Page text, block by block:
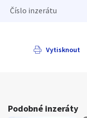
Číslo inzerátu
Vytisknout
Podobné inzeráty